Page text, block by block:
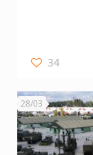
34
28/03